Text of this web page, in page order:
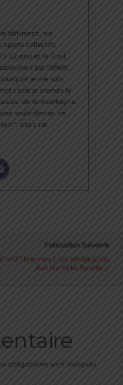
bâtiment, vie
sports collectifs
12 ans et le Trail
c'est l'effort
je me suis
que je prends le
de la montagne
seule devise, ce
alors ne
Publication Suivante
[ Interview ] : Un Athlète Julbo
Aux Multiples Facettes
obligatoires sont indiqués